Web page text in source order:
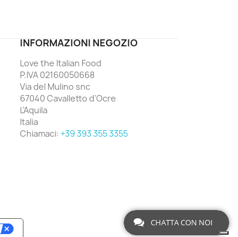
INFORMAZIONI NEGOZIO
Love the Italian Food
P.IVA 02160050668
Via del Mulino snc
67040 Cavalletto d'Ocre
L'Aquila
Italia
Chiamaci: +39 393 355 3355
CHATTA CON NOI